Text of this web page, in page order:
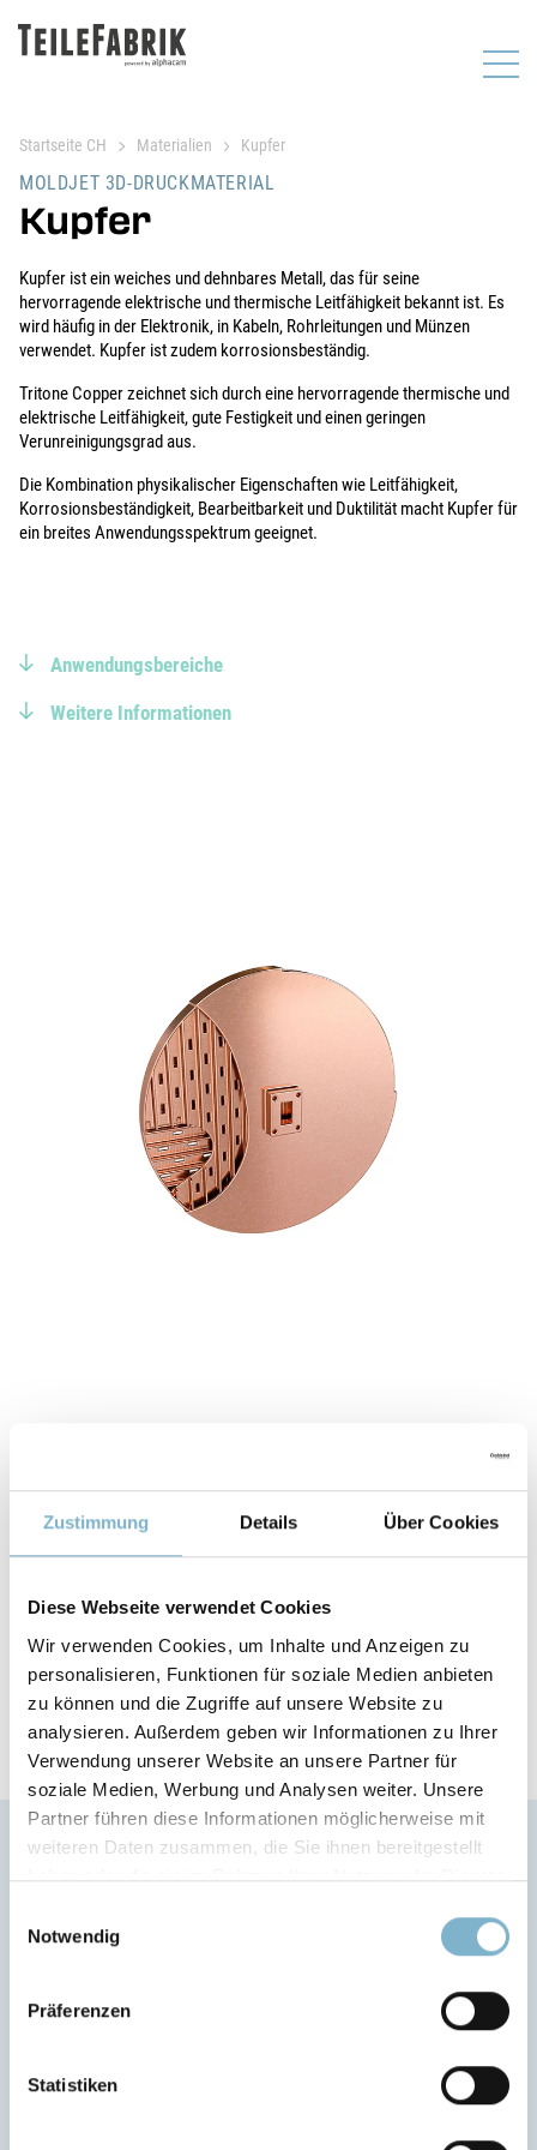
Zustimmung Details Über Cookies
Diese Webseite verwendet Cookies
Wir verwenden Cookies, um Inhalte und Anzeigen zu
personalisieren, Funktionen für soziale Medien anbieten
zu können und die Zugriffe auf unsere Website zu
analysieren. Außerdem geben wir Informationen zu Ihrer
Verwendung unserer Website an unsere Partner für
soziale Medien, Werbung und Analysen weiter. Unsere
Partner führen diese Informationen möglicherweise mit
weiteren Daten zusammen, die Sie ihnen bereitgestellt
haben oder die sie im Rahmen Ihrer Nutzung der Dienste
Notwendig
Präferenzen
Statistiken
Startseite CH Materialien Kupfer
MOLDJET 3D-DRUCKMATERIAL
Kupfer
Kupfer ist ein weiches und dehnbares Metall, das für seine
hervorragende elektrische und thermische Leitfähigkeit bekannt ist. Es
wird häufig in der Elektronik, in Kabeln, Rohrleitungen und Münzen
verwendet. Kupfer ist zudem korrosionsbeständig.
Tritone Copper zeichnet sich durch eine hervorragende thermische und
elektrische Leitfähigkeit, gute Festigkeit und einen geringen
Verunreinigungsgrad aus.
Die Kombination physikalischer Eigenschaften wie Leitfähigkeit,
Korrosionsbeständigkeit, Bearbeitbarkeit und Duktilität macht Kupfer für
ein breites Anwendungsspektrum geeignet.
Anwendungsbereiche
Weitere Informationen
Anwendungsbereiche des Kupfer
Steckverbinder